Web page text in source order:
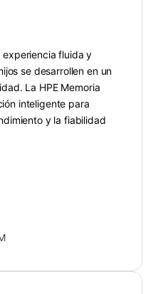
fluida y
se desarrollen en un
La HPE Memoria
inteligente para
y la fiabilidad